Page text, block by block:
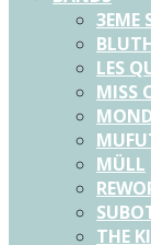
3EME
LES
MISS
MÜLL
THE